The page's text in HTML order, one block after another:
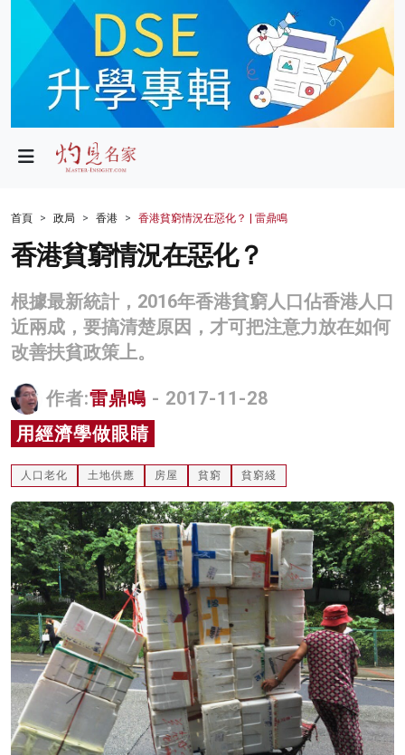
政局
財經
生活
商業
科技
影片
名家榜
灼見活動
關於我們
首頁 政局 香港 香港貧窮情況在惡化？ | 雷鼎鳴
香港貧窮情況在惡化？
根據最新統計，2016年香港貧窮人口佔香港人口
近兩成，要搞清楚原因，才可把注意力放在如何
改善扶貧政策上。
作者:雷鼎鳴 - 2017-11-28
用經濟學做眼睛
人口老化 土地供應 房屋 貧窮 貧窮綫